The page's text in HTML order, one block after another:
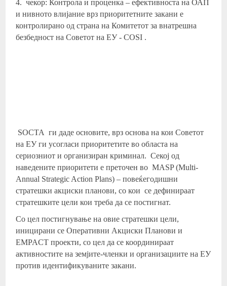
4. чекор: Контрола и проценка – ефективноста на ОАП
и нивното влијание врз приоритетните закани е
контролирано од страна на Комитетот за внатрешна
безбедност на Советот на ЕУ - COSI .
SOCTA ги даде основите, врз основа на кои Советот
на ЕУ ги усогласи приоритетите во областа на
сериозниот и организиран криминал. Секој од
наведените приоритети е преточен во MASP (Multi-
Annual Strategic Action Plans) – повеќегодишни
стратешки акциски планови, со кои се дефинираат
стратешките цели кои треба да се постигнат.
Со цел постигнување на овие стратешки цели,
иницирани се Оперативни Акциски Планови и
EMPACT проекти, со цел да се координираат
активностите на земјите-членки и организациите на ЕУ
против идентификуваните закани.